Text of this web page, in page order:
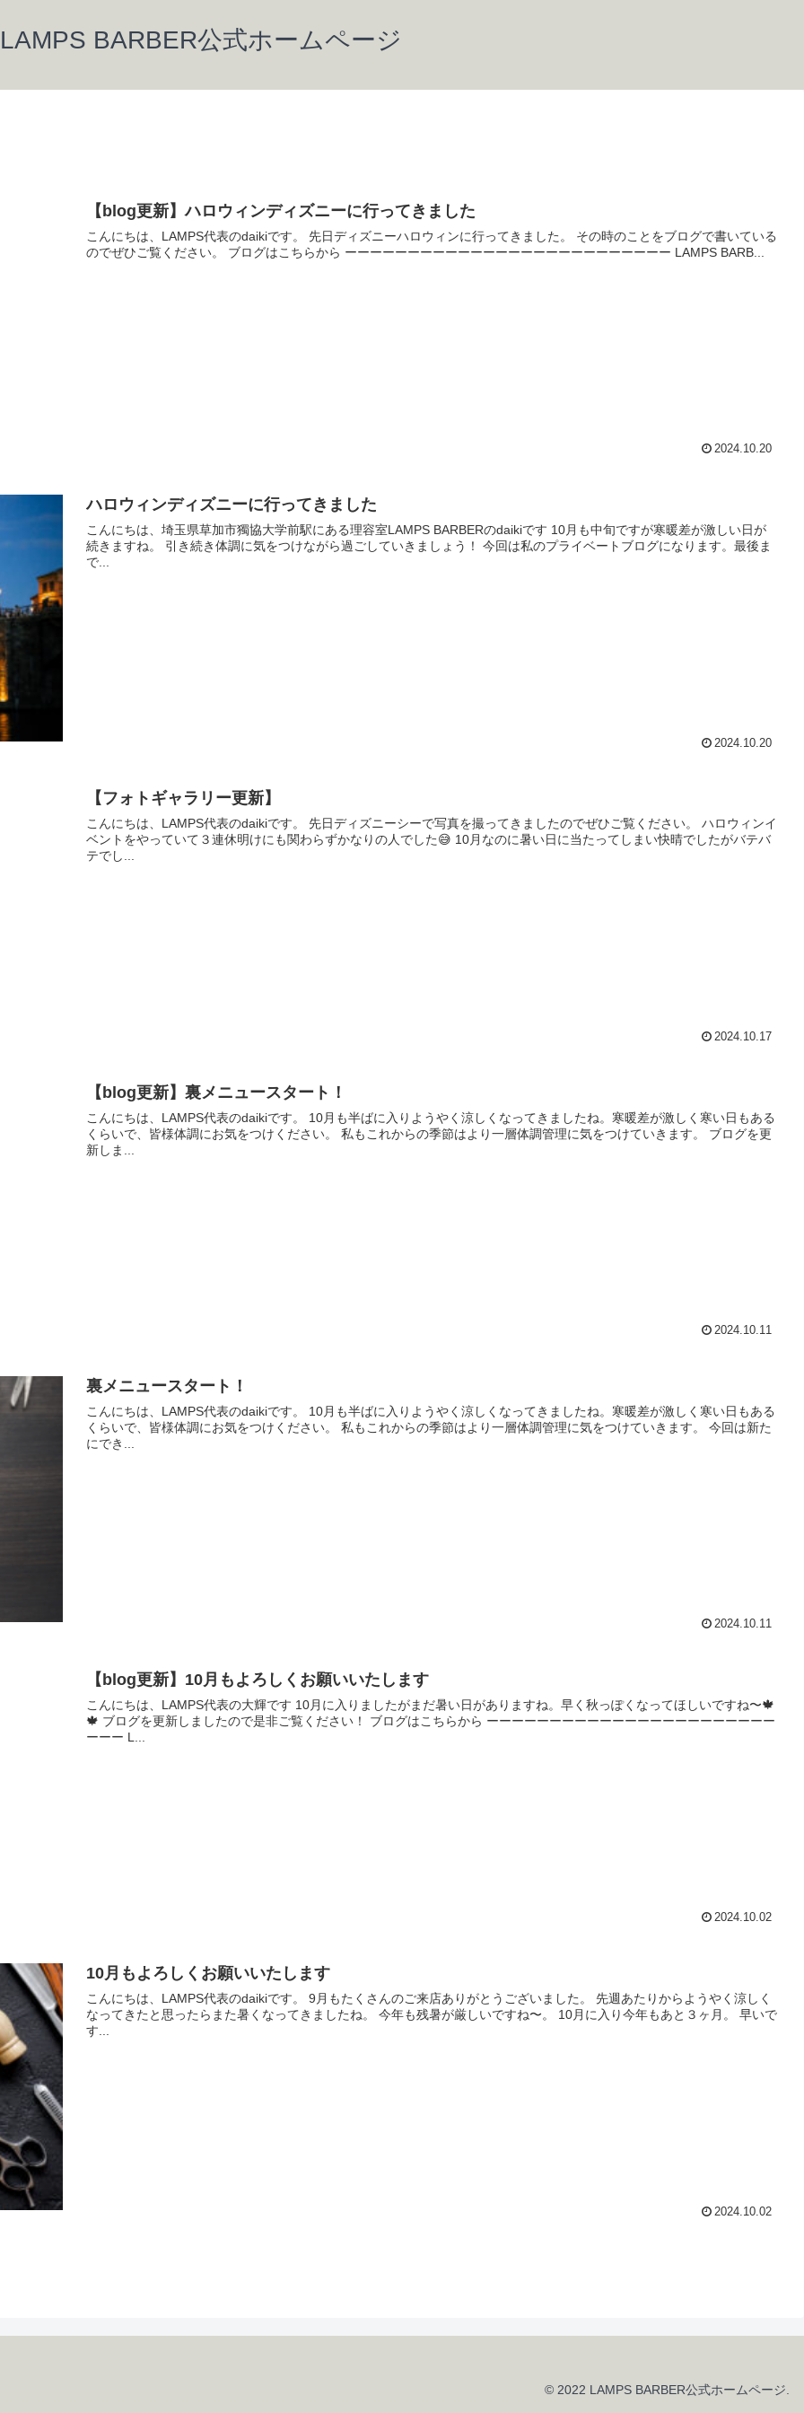
LAMPS BARBER公式ホームページ
【blog更新】ハロウィンディズニーに行ってきました
こんにちは、LAMPS代表のdaikiです。 先日ディズニーハロウィンに行ってきました。 その時のことをブログで書いている
のでぜひご覧ください。 ブログはこちらから ーーーーーーーーーーーーーーーーーーーーーーーーーー LAMPS BARB...
2024.10.20
ハロウィンディズニーに行ってきました
こんにちは、埼玉県草加市獨協大学前駅にある理容室LAMPS BARBERのdaikiです 10月も中旬ですが寒暖差が激しい日が
続きますね。 引き続き体調に気をつけながら過ごしていきましょう！ 今回は私のプライベートブログになります。最後ま
で...
2024.10.20
【フォトギャラリー更新】
こんにちは、LAMPS代表のdaikiです。 先日ディズニーシーで写真を撮ってきましたのでぜひご覧ください。 ハロウィンイ
ベントをやっていて３連休明けにも関わらずかなりの人でした😅 10月なのに暑い日に当たってしまい快晴でしたがバテバ
テでし...
2024.10.17
【blog更新】裏メニュースタート！
こんにちは、LAMPS代表のdaikiです。 10月も半ばに入りようやく涼しくなってきましたね。寒暖差が激しく寒い日もある
くらいで、皆様体調にお気をつけください。 私もこれからの季節はより一層体調管理に気をつけていきます。 ブログを更
新しま...
2024.10.11
裏メニュースタート！
こんにちは、LAMPS代表のdaikiです。 10月も半ばに入りようやく涼しくなってきましたね。寒暖差が激しく寒い日もある
くらいで、皆様体調にお気をつけください。 私もこれからの季節はより一層体調管理に気をつけていきます。 今回は新た
にでき...
2024.10.11
【blog更新】10月もよろしくお願いいたします
こんにちは、LAMPS代表の大輝です 10月に入りましたがまだ暑い日がありますね。早く秋っぽくなってほしいですね〜🍁
🍁 ブログを更新しましたので是非ご覧ください！ ブログはこちらから ーーーーーーーーーーーーーーーーーーーーーーー
ーーー L...
2024.10.02
10月もよろしくお願いいたします
こんにちは、LAMPS代表のdaikiです。 9月もたくさんのご来店ありがとうございました。 先週あたりからようやく涼しく
なってきたと思ったらまた暑くなってきましたね。 今年も残暑が厳しいですね〜。 10月に入り今年もあと３ヶ月。 早いで
す...
2024.10.02
© 2022 LAMPS BARBER公式ホームページ.